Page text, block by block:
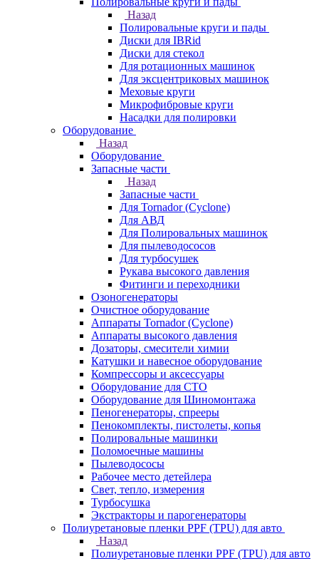
Назад
Полировальные круги и пады
Диски для IBRid
Диски для стекол
Для ротационных машинок
Для эксцентриковых машинок
Меховые круги
Микрофибровые круги
Насадки для полировки
Оборудование
Назад
Оборудование
Запасные части
Назад
Запасные части
Для Tornador (Cyclone)
Для АВД
Для Полировальных машинок
Для пылеводососов
Для турбосушек
Рукава высокого давления
Фитинги и переходники
Озоногенераторы
Очистное оборудование
Аппараты Tornador (Cyclone)
Аппараты высокого давления
Дозаторы, смесители химии
Катушки и навесное оборудование
Компрессоры и аксессуары
Оборудование для СТО
Оборудование для Шиномонтажа
Пеногенераторы, спрееры
Пенокомплекты, пистолеты, копья
Полировальные машинки
Поломоечные машины
Пылеводососы
Рабочее место детейлера
Свет, тепло, измерения
Турбосушка
Экстракторы и парогенераторы
Полиуретановые пленки PPF (TPU) для авто
Назад
Полиуретановые пленки PPF (TPU) для авто